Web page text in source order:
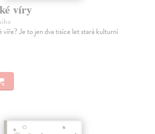
víry
Je to jen dva tisíce let stará kulturní